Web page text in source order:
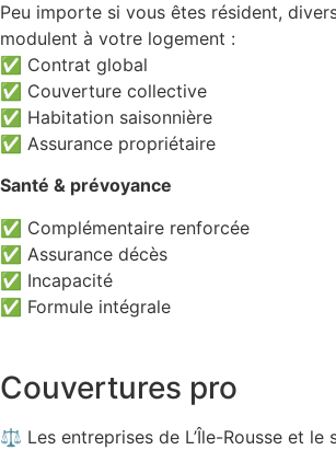
Peu importe si vous êtes résident,
modulent à votre logement :
✅ Contrat global
✅ Couverture collective
✅ Habitation saisonnière
✅ Assurance propriétaire
Santé & prévoyance
✅ Complémentaire renforcée
✅ Assurance décès
✅ Incapacité
✅ Formule intégrale
Couvertures pro
⚖️ Les entreprises de L’Île-Rousse et le